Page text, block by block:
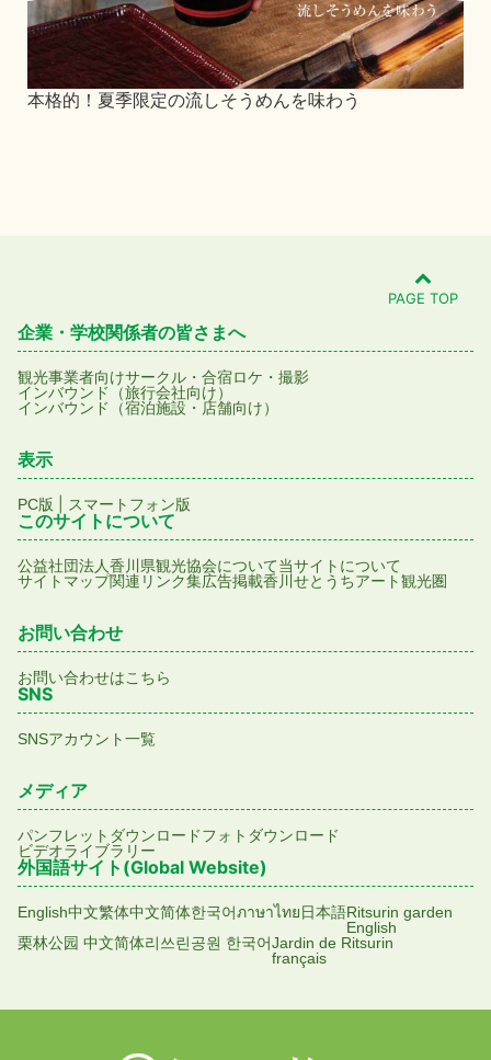
本格的！夏季限定の流しそうめんを味わう
PAGE TOP
企業・学校関係者の皆さまへ
観光事業者向けサークル・合宿ロケ・撮影
インバウンド（旅行会社向け）
インバウンド（宿泊施設・店舗向け）
表示
PC版 スマートフォン版
このサイトについて
公益社団法人香川県観光協会について当サイトについて
サイトマップ関連リンク集広告掲載香川せとうちアート観光圏
お問い合わせ
お問い合わせはこちら
SNS
SNSアカウント一覧
メディア
パンフレットダウンロードフォトダウンロード
ビデオライブラリー
外国語サイト(Global Website)
English中文繁体中文简体한국어ภาษาไทย日本語Ritsurin garden
English
栗林公园 中文简体리쓰린공원 한국어Jardin de Ritsurin
français